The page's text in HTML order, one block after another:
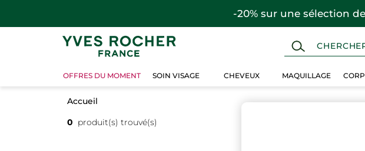
-20% sur une sélection
OFFRES DU MOMENT SOIN VISAGE CHEVEUX MAQUILLAGE
Accueil
0 produit(s) trouvé(s)